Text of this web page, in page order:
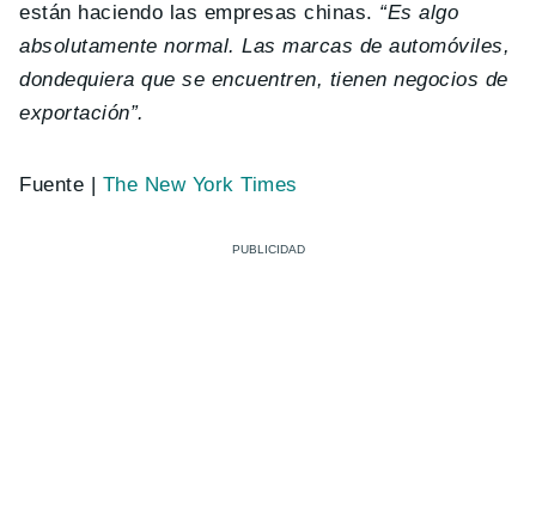
están haciendo las empresas chinas. “Es algo
absolutamente normal. Las marcas de automóviles,
dondequiera que se encuentren, tienen negocios de
exportación”.
Fuente | The New York Times